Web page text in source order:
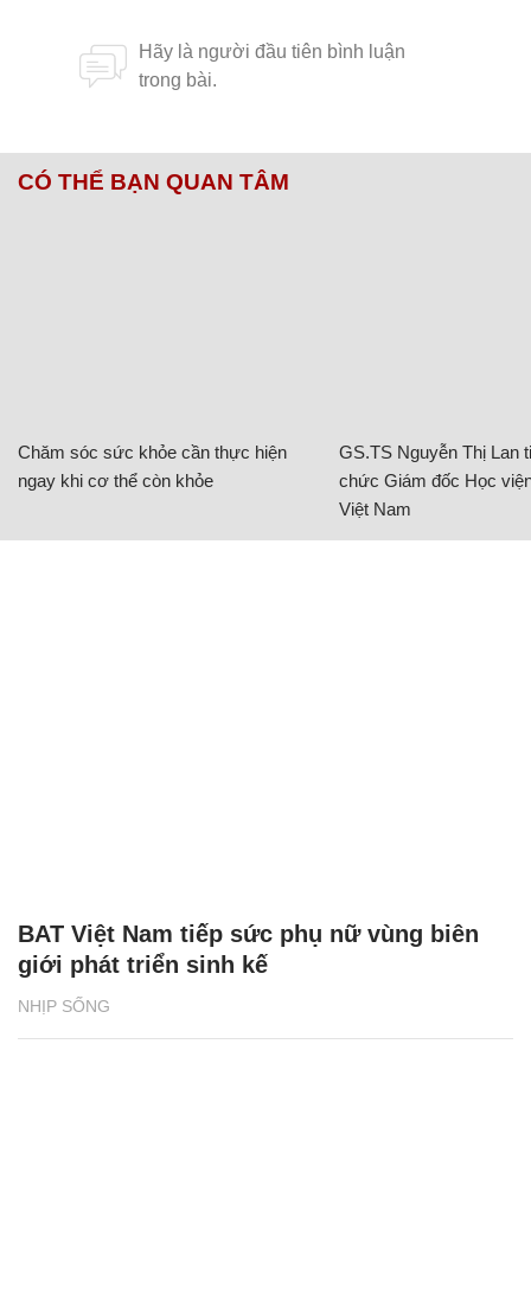
CÓ THỂ BẠN QUAN TÂM
Chăm sóc sức khỏe cần thực hiện
ngay khi cơ thể còn khỏe
GS.TS Nguyễn Thị Lan
chức Giám đốc Học
Việt Nam
NHỊP SỐNG
BAT Việt Nam tiếp sức phụ nữ vùng biên
giới phát triển sinh kế